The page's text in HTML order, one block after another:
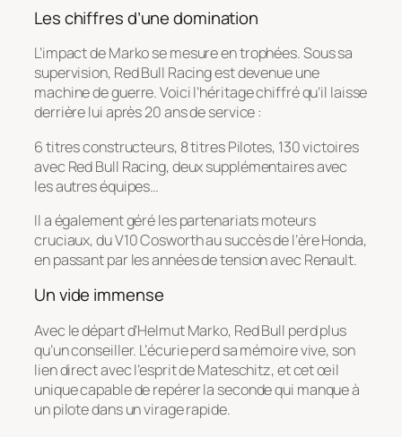
Les chiffres d’une domination
L’impact de Marko se mesure en trophées. Sous sa
supervision, Red Bull Racing est devenue une
machine de guerre. Voici l’héritage chiffré qu’il laisse
derrière lui après 20 ans de service :
6 titres constructeurs, 8 titres Pilotes, 130 victoires
avec Red Bull Racing, deux supplémentaires avec
les autres équipes…
Il a également géré les partenariats moteurs
cruciaux, du V10 Cosworth au succès de l’ère Honda,
en passant par les années de tension avec Renault.
Un vide immense
Avec le départ d’Helmut Marko, Red Bull perd plus
qu’un conseiller. L’écurie perd sa mémoire vive, son
lien direct avec l’esprit de Mateschitz, et cet œil
unique capable de repérer la seconde qui manque à
un pilote dans un virage rapide.